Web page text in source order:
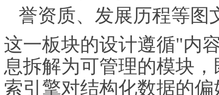
誉资质、发展历程等图
这一板块的设计遵循"内
息拆解为可管理的模块
索引擎对结构化数据的偏